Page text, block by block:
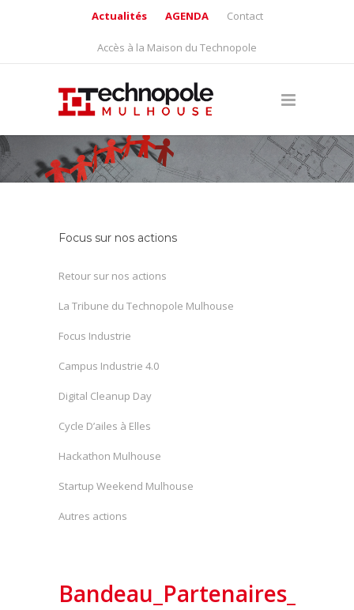
Actualités AGENDA Contact
Accès à la Maison du Technopole
Focus sur nos actions
Retour sur nos actions
La Tribune du Technopole Mulhouse
Focus Industrie
Campus Industrie 4.0
Digital Cleanup Day
Cycle D’ailes à Elles
Hackathon Mulhouse
Startup Weekend Mulhouse
Autres actions